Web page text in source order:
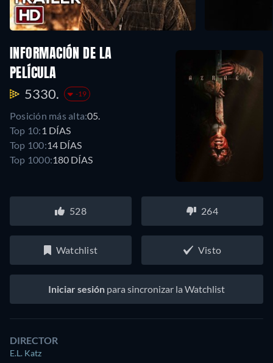
INFORMACIÓN DE LA
PELÍCULA
5330. -19
Posición más alta:05.
Top 10: 1 DÍAS
Top 100:14 DÍAS
Top 1000:180 DÍAS
528 264
Watchlist Visto
Iniciar sesión para sincronizar la Watchlist
DIRECTOR
E.L. Katz